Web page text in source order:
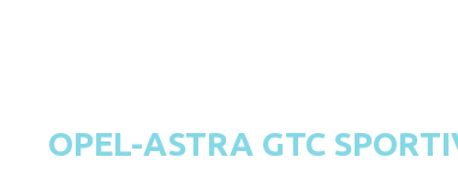
OPEL-ASTRA GTC